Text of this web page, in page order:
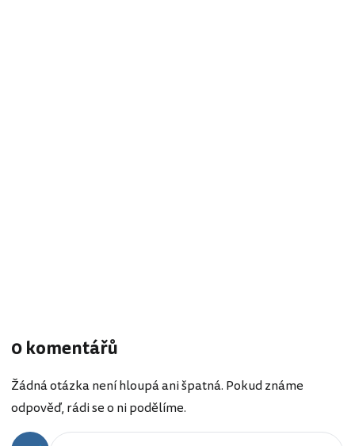
0 komentářů
Žádná otázka není hloupá ani špatná. Pokud známe
odpověď, rádi se o ni podělíme.